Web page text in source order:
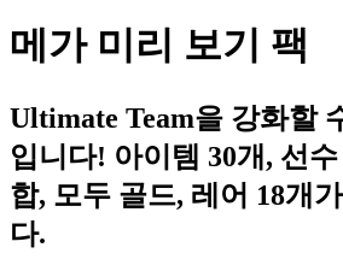
메가 미리 보기 팩
Ultimate Team을 강화할
입니다! 아이템 30개, 선
합, 모두 골드, 레어 18개
다.